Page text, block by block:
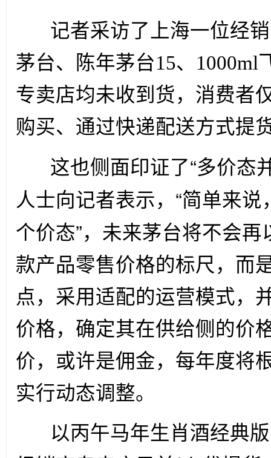
记者采访了上海一位经
茅台、陈年茅台15、1000ml
专卖店均未收到货，消费者
购买、通过快递配送方式提
这也侧面印证了“多价态
人士向记者表示， “简单来说
个价态”，未来茅台将不会再
款产品零售价格的标尺，而
点，采用适配的运营模式，
价格，确定其在供给侧的价
价，或许是佣金，每年度将
实行动态调整。
以丙午马年生肖酒经典